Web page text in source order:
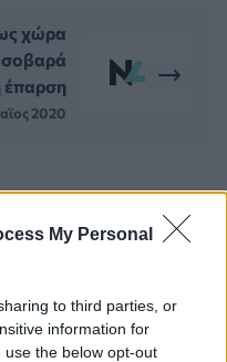
My Personal
to third parties, or
information for
the below opt-out
χώρα
σοβαρά
έπαρση
2020